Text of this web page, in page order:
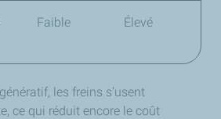
Faible Élevé
les freins s’usent
ce qui réduit encore le coût